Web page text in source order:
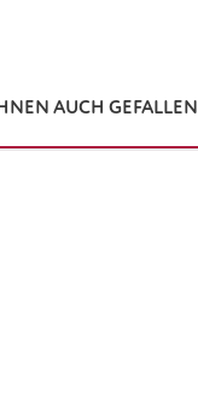
AUCH GEFALLEN